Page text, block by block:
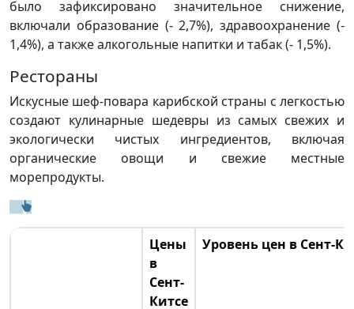
было зафиксировано значительное снижение,
включали образование (- 2,7%), здравоохранение (-
1,4%), а также алкогольные напитки и табак (- 1,5%).
Рестораны
Искусные шеф-повара карибской страны с легкостью
создают кулинарные шедевры из самых свежих и
экологически чистых ингредиентов, включая
органические овощи и свежие местные
морепродукты.
Цены
в
Сент-
Китсе
Уровень цен в Сент-